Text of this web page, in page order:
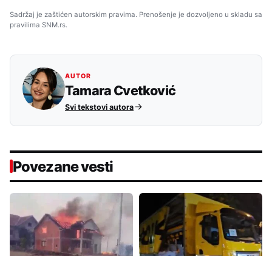
Sadržaj je zaštićen autorskim pravima. Prenošenje je dozvoljeno u skladu sa
pravilima SNM.rs.
AUTOR
Tamara Cvetković
Svi tekstovi autora
Povezane vesti